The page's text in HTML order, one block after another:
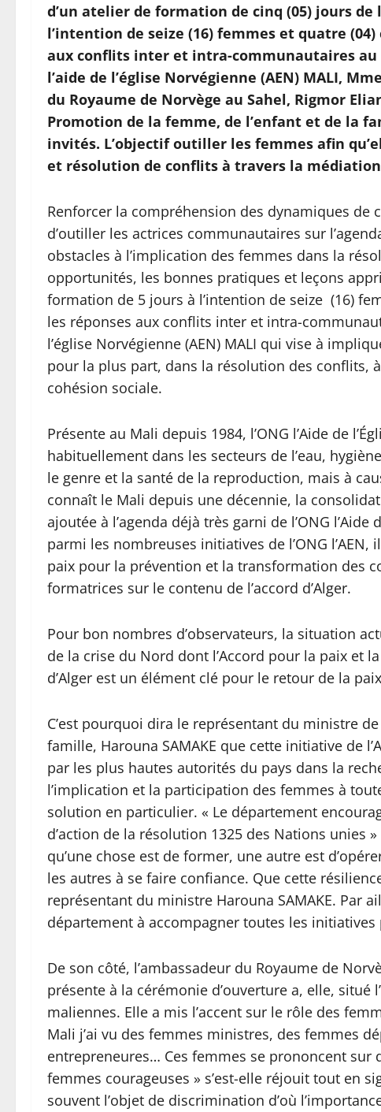
d’un atelier de formation de cinq (05) jours de
l’intention de seize (16) femmes et quatre
aux conflits inter et intra-communautaires au
l’aide de l’église Norvégienne (AEN) MALI,
du Royaume de Norvège au Sahel, Rigmor
Promotion de la femme, de l’enfant et de la
invités. L’objectif outiller les femmes afin
et résolution de conflits à travers la
Renforcer la compréhension des dynamiques
d’outiller les actrices communautaires sur
obstacles à l’implication des femmes dans la
opportunités, les bonnes pratiques et leçons
formation de 5 jours à l’intention de seize (16)
les réponses aux conflits inter et intra-
l’église Norvégienne (AEN) MALI qui vise à
pour la plus part, dans la résolution des conflits,
cohésion sociale.
Présente au Mali depuis 1984, l’ONG l’Aide de
habituellement dans les secteurs de l’eau,
le genre et la santé de la reproduction, mais à
connaît le Mali depuis une décennie, la
ajoutée à l’agenda déjà très garni de l’ONG
parmi les nombreuses initiatives de l’ONG
paix pour la prévention et la transformation des
formatrices sur le contenu de l’accord d’Alger.
Pour bon nombres d’observateurs, la situation
de la crise du Nord dont l’Accord pour la paix et
d’Alger est un élément clé pour le retour de la
C’est pourquoi dira le représentant du ministre
famille, Harouna SAMAKE que cette initiative de
par les plus hautes autorités du pays dans la
l’implication et la participation des femmes à
solution en particulier. « Le département
d’action de la résolution 1325 des Nations unies
qu’une chose est de former, une autre est
les autres à se faire confiance. Que cette
représentant du ministre Harouna SAMAKE. Par
département à accompagner toutes les
De son côté, l’ambassadeur du Royaume de
présente à la cérémonie d’ouverture a, elle,
maliennes. Elle a mis l’accent sur le rôle des
Mali j’ai vu des femmes ministres, des femmes
entrepreneures… Ces femmes se prononcent
femmes courageuses » s’est-elle réjouit tout en
souvent l’objet de discrimination d’où